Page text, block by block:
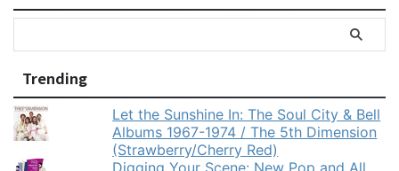
Trending
Let the Sunshine In: The Soul City & Bell
Albums 1967-1974 / The 5th Dimension
(Strawberry/Cherry Red)